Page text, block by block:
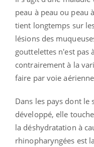
peau à peau ou peau
tient longtemps sur
lésions des
gouttelettes n'est pas
contrairement à la
faire par voie
Dans les pays dont le
développé, elle
la déshydratation à
rhinopharyngées est